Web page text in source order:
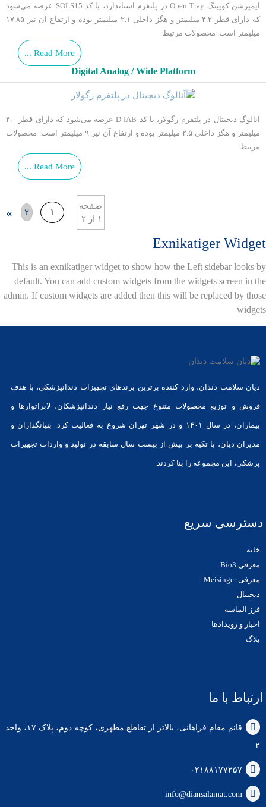
ایمپرشن کوپینگ Open Tray در پلتفرم استاندارد، با کد SOLS15 عرضه می‌شود
که دارای قطر ۴.۲ میلیمتر و هگز داخلی ۲.۱ میلیمتر بوده و ارتفاع آن نیز ۱۷.۸۵
میلیمتر است. محصولات مرتبط
Read More ...
Digital Analog / Wide Platform
آنالوگ دیجیتال در پلتفرم رگولار، با کد D-IAB عرضه می‌شود که دارای قطر ۴.۰
میلیمتر و هگز داخلی ۲.۵ میلیمتر بوده و ارتفاع آن نیز ۹ میلیمتر است. محصولات
مرتبط
Read More ...
صفحه
۱ از ۲
۱ ۲ »
Exnikatiger Widget
This is an exnikatiger widget to show how the Left sidebar looks by
default. You can add custom widgets from the widgets screen in the
admin. If custom widgets are added then this will be replaced by those
widgets
دیان سلامت دندان، وارد کننده برترین برندهای تجهیزات دندانپزشکی، با هدف
فروش و توزیع محصولات متنوع جهت رفع نیاز دندانپزشکان، لابراتوارها و
بیماران، در سال ۱۴۰۱ و در شهر تهران شروع به فعالیت کرد. بنیانگذاران و
مدیران دیان، با تکیه بر بیش از بیست سال سابقه در تولید و واردات تجهیزات
پزشکی، این مجموعه را بنا کردند.
دسترسی سریع
خانه
معرفی Bio3
معرفی Meisinger
دیجیتال
فرز الماسه
اخبار و رویدادها
بلاگ
ارتباط با ما
قائم مقام فراهانی، بالاتر از تقاطع مطهری، کوچه دوم، پلاک ۱۷، واحد
۲
۰۲۱۸۸۱۷۷۲۵۷
info@diansalamat.com